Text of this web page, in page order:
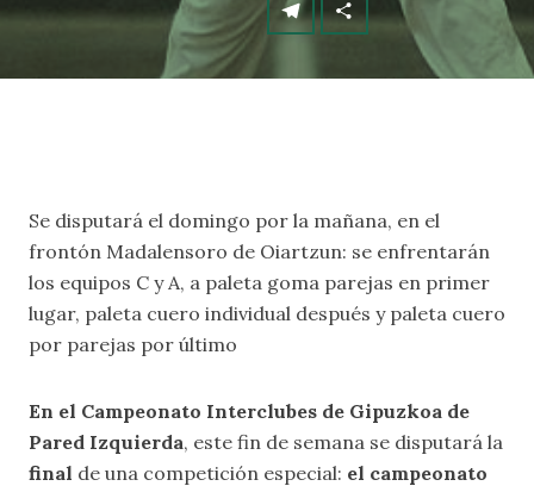
Se disputará el domingo por la mañana, en el
frontón Madalensoro de Oiartzun: se enfrentarán
los equipos C y A, a paleta goma parejas en primer
lugar, paleta cuero individual después y paleta cuero
por parejas por último
En el Campeonato Interclubes de Gipuzkoa de
Pared Izquierda, este fin de semana se disputará la
final de una competición especial: el campeonato